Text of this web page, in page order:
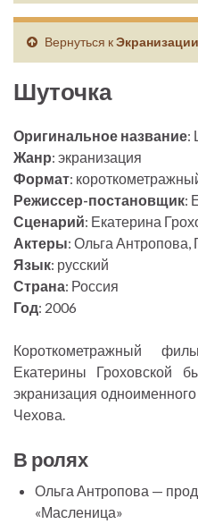
Вернуться кЭкранизации
Шуточка
Оригинальное название:
Жанр: экранизация
Формат:
Режиссер-постановщик:
Сценарий: Екатерина
Актеры: Ольга
Язык: русский
Страна: Россия
Год: 2006
Короткометражный
Екатерины Гроховской
экранизация
Чехова.
В ролях
Ольга Антропова —
«Масленица»